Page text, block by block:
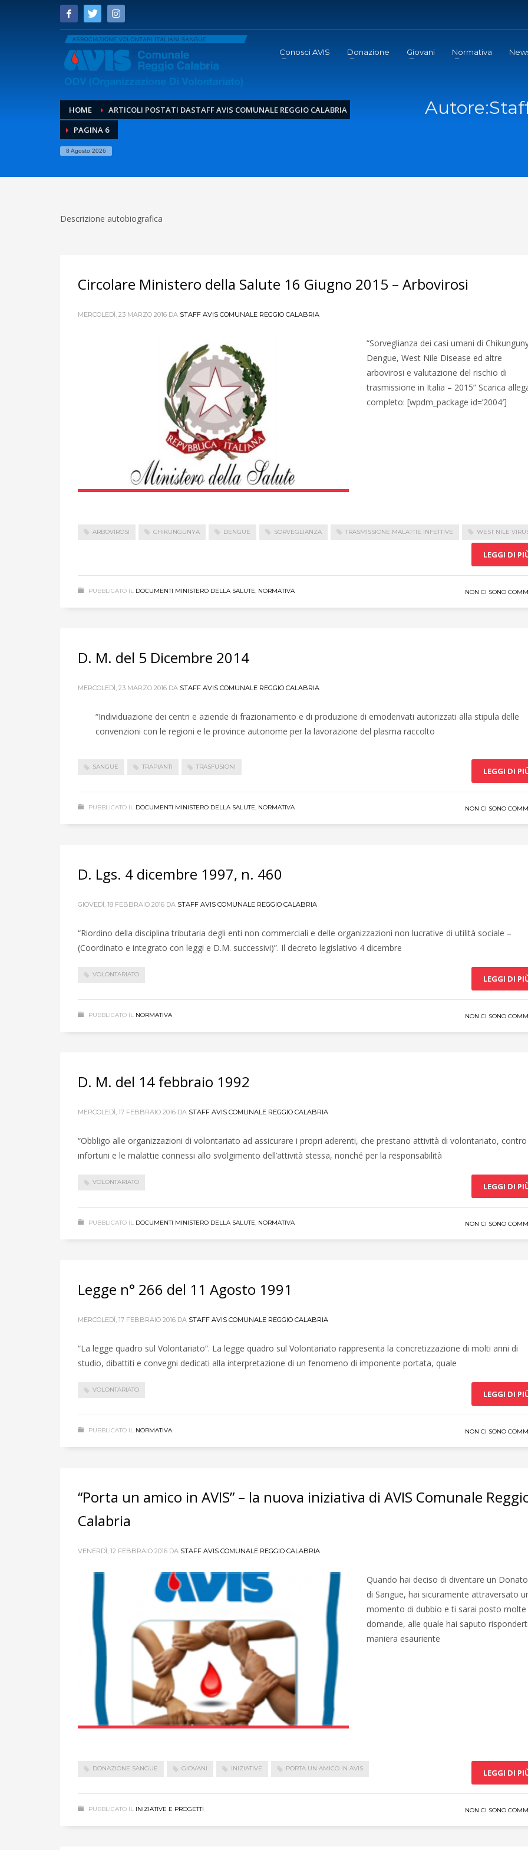
Conosci AVIS Donazione Giovani Normativa
HOME
ARTICOLI POSTATI DASTAFF AVIS COMUNALE REGGIO CALABRIA
PAGINA 6
8 Agosto 2026
Autore:
Descrizione autobiografica
Circolare Ministero della Salute 16 Giugno 2015 – Arbovirosi
MERCOLEDÌ, 23 MARZO 2016 DA STAFF AVIS COMUNALE REGGIO CALABRIA
“Sorveglianza dei casi umani di
Dengue, West Nile Disease ed altre
arbovirosi e valutazione del rischio di
trasmissione in Italia – 2015” Scarica
completo: [wpdm_package id=’2004′]
ARBOVIROSI CHIKUNGUNYA DENGUE SORVEGLIANZA TRASMISSIONE MALATTIE INFETTIVE WEST NILE
LEGGI DI
PUBBLICATO IL DOCUMENTI MINISTERO DELLA SALUTE, NORMATIVA NON CI SONO
D. M. del 5 Dicembre 2014
MERCOLEDÌ, 23 MARZO 2016 DA STAFF AVIS COMUNALE REGGIO CALABRIA
“Individuazione dei centri e aziende di frazionamento e di produzione di emoderivati autorizzati alla stipula delle
convenzioni con le regioni e le province autonome per la lavorazione del plasma raccolto
SANGUE TRAPIANTI TRASFUSIONI LEGGI DI
PUBBLICATO IL DOCUMENTI MINISTERO DELLA SALUTE, NORMATIVA NON CI SONO
D. Lgs. 4 dicembre 1997, n. 460
GIOVEDÌ, 18 FEBBRAIO 2016 DA STAFF AVIS COMUNALE REGGIO CALABRIA
“Riordino della disciplina tributaria degli enti non commerciali e delle organizzazioni non lucrative di utilità sociale –
(Coordinato e integrato con leggi e D.M. successivi)”. Il decreto legislativo 4 dicembre
VOLONTARIATO LEGGI DI
PUBBLICATO IL NORMATIVA NON CI SONO
D. M. del 14 febbraio 1992
MERCOLEDÌ, 17 FEBBRAIO 2016 DA STAFF AVIS COMUNALE REGGIO CALABRIA
“Obbligo alle organizzazioni di volontariato ad assicurare i propri aderenti, che prestano attività di volontariato, contro
infortuni e le malattie connessi allo svolgimento dell’attività stessa, nonché per la responsabilità
VOLONTARIATO LEGGI DI
PUBBLICATO IL DOCUMENTI MINISTERO DELLA SALUTE, NORMATIVA NON CI SONO
Legge n° 266 del 11 Agosto 1991
MERCOLEDÌ, 17 FEBBRAIO 2016 DA STAFF AVIS COMUNALE REGGIO CALABRIA
“La legge quadro sul Volontariato”. La legge quadro sul Volontariato rappresenta la concretizzazione di molti anni di
studio, dibattiti e convegni dedicati alla interpretazione di un fenomeno di imponente portata, quale
VOLONTARIATO LEGGI DI
PUBBLICATO IL NORMATIVA NON CI SONO
“Porta un amico in AVIS” – la nuova iniziativa di AVIS Comunale
Calabria
VENERDÌ, 12 FEBBRAIO 2016 DA STAFF AVIS COMUNALE REGGIO CALABRIA
Quando hai deciso di diventare un
di Sangue, hai sicuramente attraversato
momento di dubbio e ti sarai posto molte
domande, alle quale hai saputo
maniera esauriente
DONAZIONE SANGUE GIOVANI INIZIATIVE PORTA UN AMICO IN AVIS LEGGI DI
PUBBLICATO IL INIZIATIVE E PROGETTI NON CI SONO